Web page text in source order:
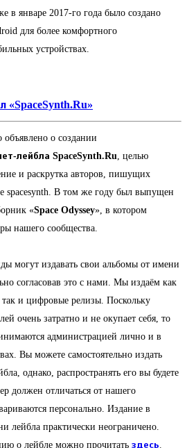
в январе 2017-го года было создано
для более комфортного
устройствах.
«SpaceSynth.Ru»
объявлено о создании
лейбла SpaceSynth.Ru , целью
и раскрутка авторов, пишущих
spacesynth. В том же году был выпущен
«Space Odyssey», в котором
нашего сообщества.
могут издавать свои альбомы от имени
согласовав это с нами. Мы издаём как
и цифровые релизы. Поскольку
очень затратно и не окупает себя, то
администрацией лично и в
Вы можете самостоятельно издать
однако, распространять его вы будете
должен отличаться от нашего
персонально. Издание в
лейбла практически неограничено.
о лейбле можно прочитать здесь